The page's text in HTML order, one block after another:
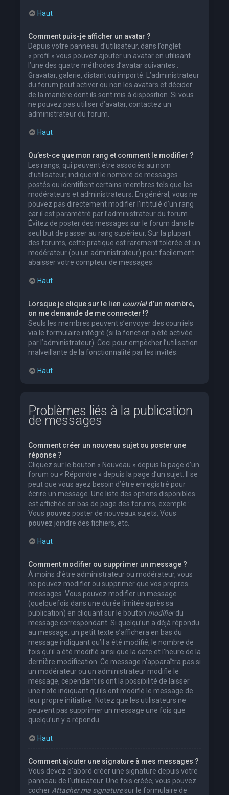
Haut
Comment puis-je afficher un avatar ?
Depuis votre panneau d’utilisateur, dans l’onglet
« profil » vous pouvez ajouter un avatar en utilisant
l’une des quatre méthodes d’avatar suivantes :
Gravatar, galerie, distant ou importé. L’administrateur
du forum peut activer ou non les avatars et décider
de la manière dont ils sont mis à disposition. Si vous
ne pouvez pas utiliser d’avatar, contactez un
administrateur du forum.
Haut
Qu’est-ce que mon rang et comment le modifier ?
Les rangs, qui peuvent être associés au nom
d’utilisateur, indiquent le nombre de messages
postés ou identifient certains membres tels que les
modérateurs et administrateurs. En général, vous ne
pouvez pas directement modifier l’intitulé d’un rang
car il est paramétré par l’administrateur du forum.
Évitez de poster des messages sur le forum dans le
seul but de passer au rang supérieur. Sur la plupart
des forums, cette pratique est rarement tolérée et un
modérateur (ou un administrateur) peut facilement
abaisser votre compteur de messages.
Haut
Lorsque je clique sur le lien courrield’un membre,
on me demande de me connecter !?
Seuls les membres peuvent s’envoyer des courriels
via le formulaire intégré (si la fonction a été activée
par l’administrateur). Ceci pour empêcher l’utilisation
malveillante de la fonctionnalité par les invités.
Haut
Problèmes liés à la publication
de messages
Comment créer un nouveau sujet ou poster une
réponse ?
Cliquez sur le bouton « Nouveau » depuis la page d’un
forum ou « Répondre » depuis la page d’un sujet. Il se
peut que vous ayez besoin d’être enregistré pour
écrire un message. Une liste des options disponibles
est affichée en bas de page des forums, exemple :
Vous pouvez poster de nouveaux sujets, Vous
pouvez joindre des fichiers, etc.
Haut
Comment modifier ou supprimer un message ?
À moins d’être administrateur ou modérateur, vous
ne pouvez modifier ou supprimer que vos propres
messages. Vous pouvez modifier un message
(quelquefois dans une durée limitée après sa
publication) en cliquant sur le bouton modifierdu
message correspondant. Si quelqu’un a déjà répondu
au message, un petit texte s’affichera en bas du
message indiquant qu’il a été modifié, le nombre de
fois qu’il a été modifié ainsi que la date et l’heure de la
dernière modification. Ce message n’apparaîtra pas si
un modérateur ou un administrateur modifie le
message, cependant ils ont la possibilité de laisser
une note indiquant qu’ils ont modifié le message de
leur propre initiative. Notez que les utilisateurs ne
peuvent pas supprimer un message une fois que
quelqu’un y a répondu.
Haut
Comment ajouter une signature à mes messages ?
Vous devez d’abord créer une signature depuis votre
panneau de l’utilisateur. Une fois créée, vous pouvez
cocher Attacher ma signaturesur le formulaire de